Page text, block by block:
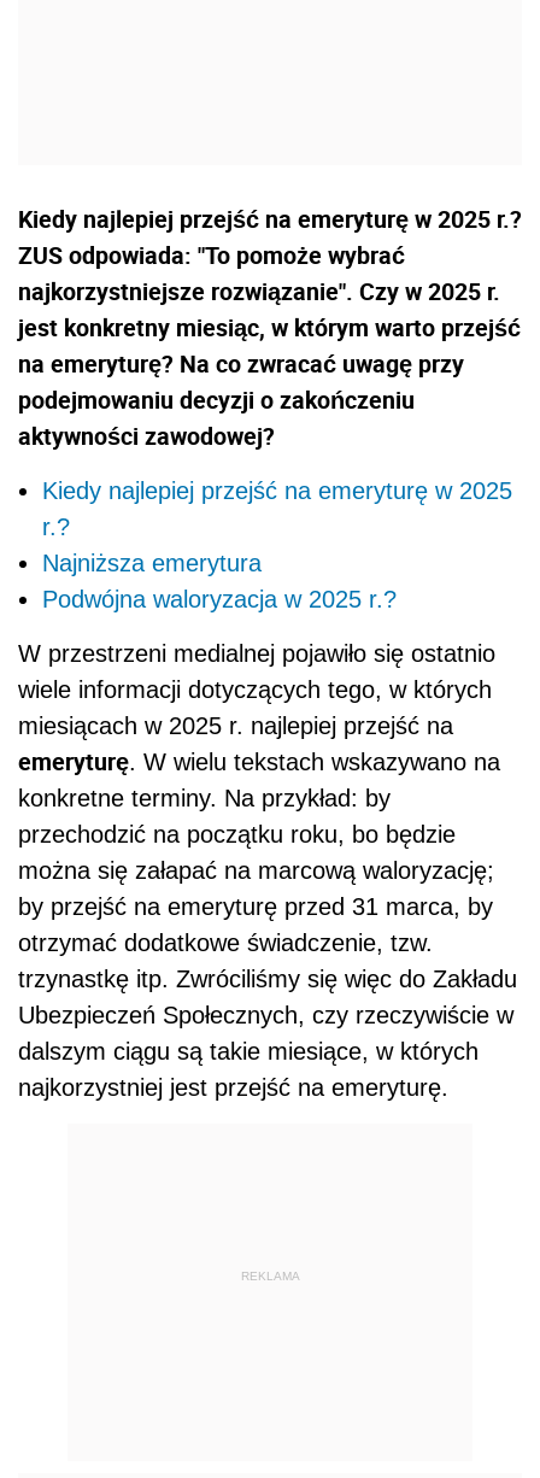
Kiedy najlepiej przejść na emeryturę w 2025 r.?
ZUS odpowiada: "To pomoże wybrać
najkorzystniejsze rozwiązanie". Czy w 2025 r.
jest konkretny miesiąc, w którym warto przejść
na emeryturę? Na co zwracać uwagę przy
podejmowaniu decyzji o zakończeniu
aktywności zawodowej?
Kiedy najlepiej przejść na emeryturę w 2025
r.?
Najniższa emerytura
Podwójna waloryzacja w 2025 r.?
W przestrzeni medialnej pojawiło się ostatnio
wiele informacji dotyczących tego, w których
miesiącach w 2025 r. najlepiej przejść na
emeryturę. W wielu tekstach wskazywano na
konkretne terminy. Na przykład: by
przechodzić na początku roku, bo będzie
można się załapać na marcową waloryzację;
by przejść na emeryturę przed 31 marca, by
otrzymać dodatkowe świadczenie, tzw.
trzynastkę itp. Zwróciliśmy się więc do Zakładu
Ubezpieczeń Społecznych, czy rzeczywiście w
dalszym ciągu są takie miesiące, w których
najkorzystniej jest przejść na emeryturę.
REKLAMA